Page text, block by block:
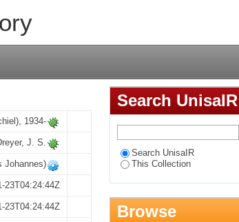
in die
Kerk
1934-
J. S.
Johannes)
23T04:24:44Z
23T04:24:44Z
Search UnisaIR
Search UnisaIR
This Collection
Browse